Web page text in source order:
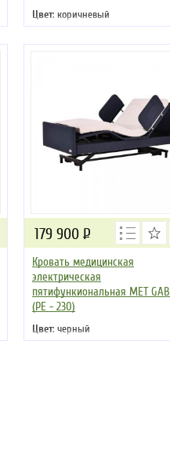
Цвет: коричневый
Кровать медицинская
электрическая
пятифункиональная MET
(PE - 230)
Цвет: черный
179 900 Р